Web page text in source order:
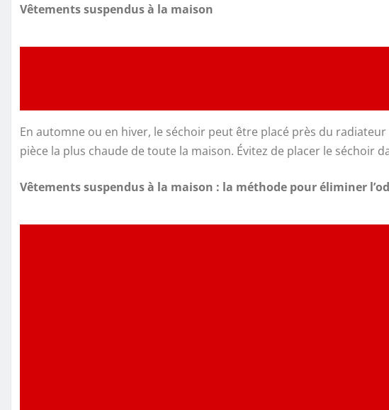
Vêtements suspendus à la maison
En automne ou en hiver, le séchoir peut être placé près du radiateur
pièce la plus chaude de toute la maison. Évitez de placer le séchoir
Vêtements suspendus à la maison : la méthode pour éliminer